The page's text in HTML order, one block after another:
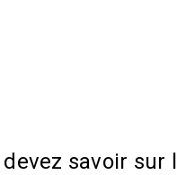
savoir sur